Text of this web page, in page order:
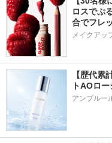
ロスでぷ
合でフレ
メイクアッ
【歴代累
トAOロ
アンプルー